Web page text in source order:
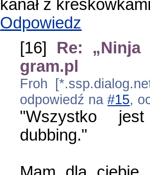
kanał z
Odpowiedz
[16] Re:
gram.pl
Froh
odpowiedź na#15,
"Wszystko
dubbing."